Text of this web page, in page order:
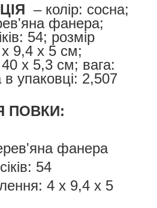
– колір: сосна;
фанера;
54; розмір
x 9,4 x 5 см;
x 5,3 см; вага:
в упаковці: 2,507
ПОВКИ:
фанера
54
4 x 9,4 x 5